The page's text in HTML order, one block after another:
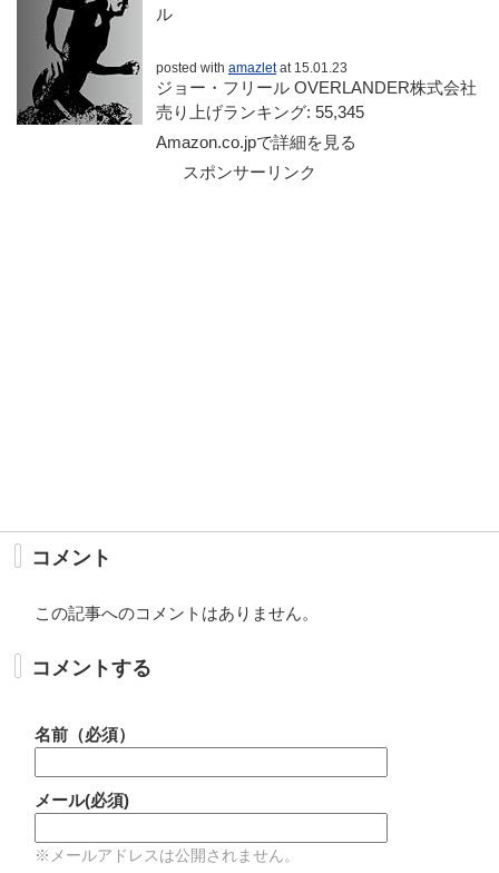
ル
posted with amazletat 15.01.23
ジョー・フリール OVERLANDER株式会社
売り上げランキング: 55,345
Amazon.co.jpで詳細を見る
スポンサーリンク
コメント
この記事へのコメントはありません。
コメントする
名前（必須）
メール(必須)
※メールアドレスは公開されません。